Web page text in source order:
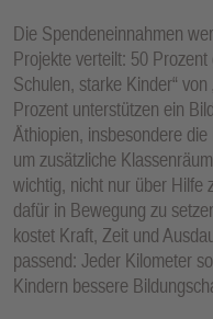
Die Spendeneinnahmen
Projekte verteilt: 50
Schulen, starke Kinder“
Prozent unterstützen ein
Äthiopien, insbesondere
um zusätzliche
wichtig, nicht nur über Hilfe
dafür in Bewegung zu
kostet Kraft, Zeit und
passend: Jeder Kilometer
Kindern bessere